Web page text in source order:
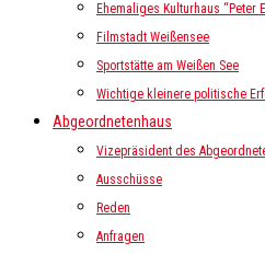
Ehemaliges Kulturhaus “Peter
Filmstadt Weißensee
Sportstätte am Weißen See
Wichtige kleinere politische
Abgeordnetenhaus
Vizepräsident des
Ausschüsse
Reden
Anfragen